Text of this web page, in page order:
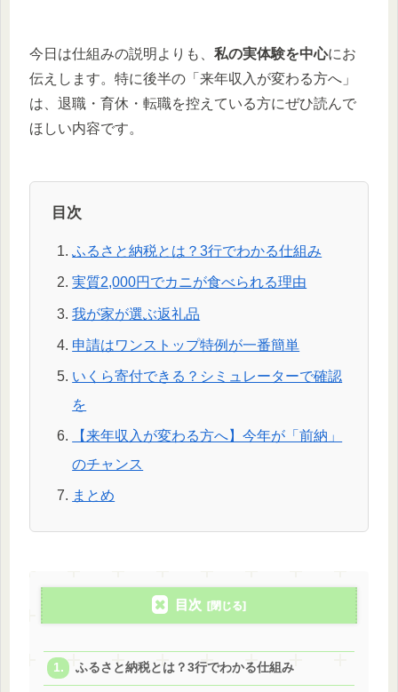
今日は仕組みの説明よりも、 私の実体験を中心にお
伝えします。特に後半の「来年収入が変わる方へ」
は、退職・育休・転職を控えている方にぜひ読んで
ほしい内容です。
目次
ふるさと納税とは？3行でわかる仕組み
実質2,000円でカニが食べられる理由
我が家が選ぶ返礼品
申請はワンストップ特例が一番簡単
いくら寄付できる？シミュレーターで確認
を
【来年収入が変わる方へ】今年が「前納」
のチャンス
まとめ
目次
ふるさと納税とは？3行でわかる仕組み